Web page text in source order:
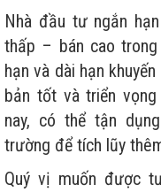
Nhà đầu tư ngắn
thấp – bán cao
hạn và dài hạn
bản tốt và triển
nay, có thể tận
trường để tích lũy
Quý vị muốn được